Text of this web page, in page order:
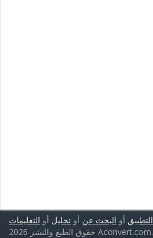
التطبيق أو البحث عن أو تحليل أو التعليمات
حقوق الطبع والنشر 2026 Aconvert.com. جميع الحقوق